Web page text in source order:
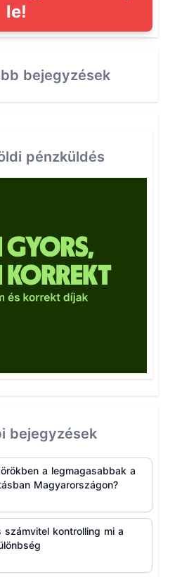
le!
bejegyzések
pénzküldés
bejegyzések
a legmagasabbak a
Magyarországon?
számvitel kontrolling mi a